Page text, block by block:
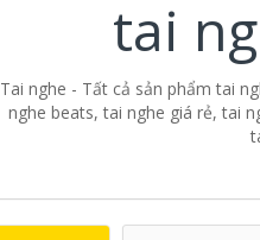
tai
Tai nghe - Tất cả sản phẩm tai
nghe beats, tai nghe giá rẻ, tai